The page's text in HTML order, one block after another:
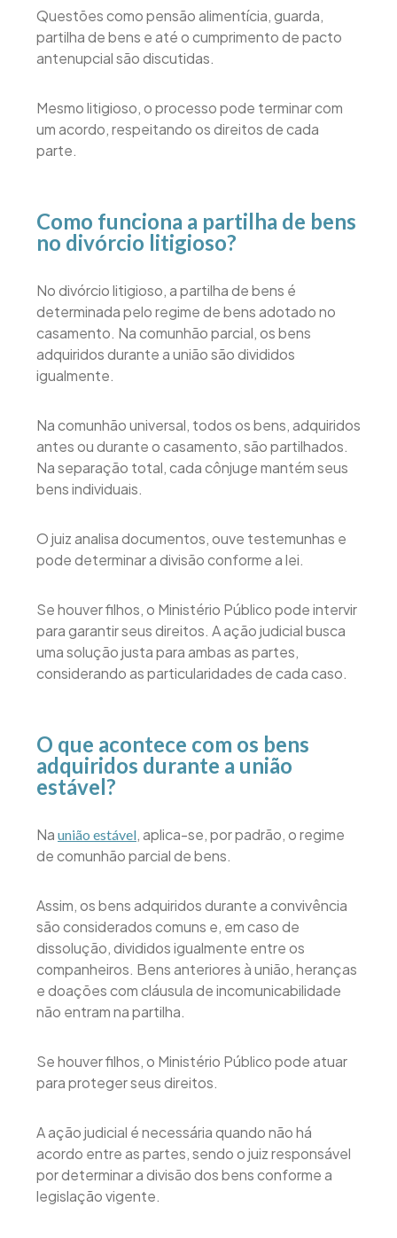
Questões como pensão alimentícia, guarda,
partilha de bens e até o cumprimento de pacto
antenupcial são discutidas.
Mesmo litigioso, o processo pode terminar com
um acordo, respeitando os direitos de cada
parte.
Como funciona a partilha de bens
no divórcio litigioso?
No divórcio litigioso, a partilha de bens é
determinada pelo regime de bens adotado no
casamento. Na comunhão parcial, os bens
adquiridos durante a união são divididos
igualmente.
Na comunhão universal, todos os bens, adquiridos
antes ou durante o casamento, são partilhados.
Na separação total, cada cônjuge mantém seus
bens individuais.
O juiz analisa documentos, ouve testemunhas e
pode determinar a divisão conforme a lei.
Se houver filhos, o Ministério Público pode intervir
para garantir seus direitos. A ação judicial busca
uma solução justa para ambas as partes,
considerando as particularidades de cada caso.
O que acontece com os bens
adquiridos durante a união
estável?
Na união estável, aplica-se, por padrão, o regime
de comunhão parcial de bens.
Assim, os bens adquiridos durante a convivência
são considerados comuns e, em caso de
dissolução, divididos igualmente entre os
companheiros. Bens anteriores à união, heranças
e doações com cláusula de incomunicabilidade
não entram na partilha.
Se houver filhos, o Ministério Público pode atuar
para proteger seus direitos.
A ação judicial é necessária quando não há
acordo entre as partes, sendo o juiz responsável
por determinar a divisão dos bens conforme a
legislação vigente.